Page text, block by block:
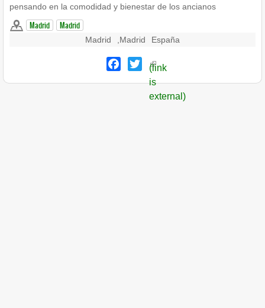
pensando en la comodidad y bienestar de los ancianos
Madrid Madrid
Madrid Madrid España
Facebook
Twitter
(link
is
external)